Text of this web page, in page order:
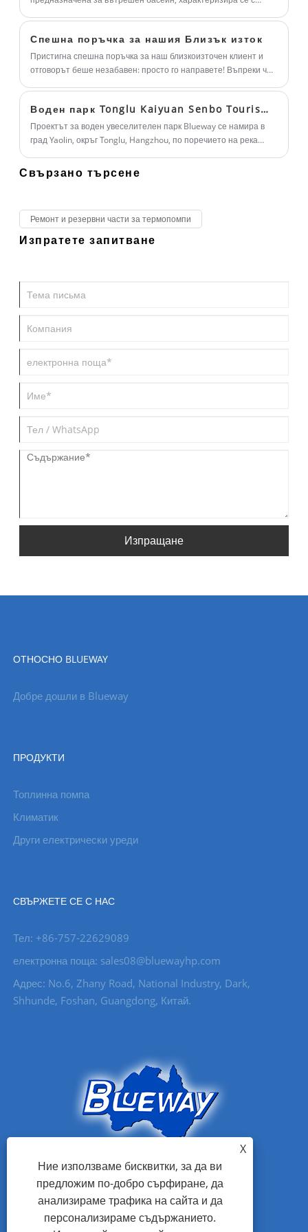
широкообхватните приложения на тези усъвършенствани
устройства за отопление и охлаждане.
Спешна поръчка за нашия Близък изток
Пристигна спешна поръчка за наш близкоизточен клиент и
отговорът беше незабавен: просто го направете! Въпреки че
нашите клиенти с отдаденост и почтеност.
Воден парк Tonglu Kaiyuan Senbo Tourism Resort
Проектът за воден увеселителен парк Blueway се намира в
град Yaolin, окръг Tonglu, Hangzhou, по поречието на река
RMB, разработена на три фази.
Свързано търсене
Ремонт и резервни части за термопомпи
Изпратете запитване
Изпращане
ОТНОСНО BLUEWAY
Добре дошли в Blueway
ПРОДУКТИ
Топлинна помпа
Климатик
Други електрически уреди
СВЪРЖЕТЕ СЕ С НАС
Тел: +86-757-22629089
електронна поща: sales08@bluewayhp.com
Адрес: No.6, Zhany Road, National Industry, Dark,
Shhunde, Foshan, Guangdong, Китай.
X
Ние използваме бисквитки, за да ви
предложим по-добро сърфиране, да
анализираме трафика на сайта и да
персонализираме съдържанието.